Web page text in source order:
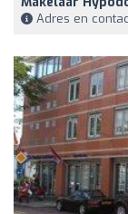
Adres en